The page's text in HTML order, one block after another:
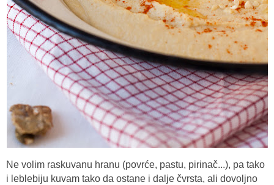
Ne volim raskuvanu hranu (povrće, pastu, pirinač...), pa tako
i leblebiju kuvam tako da ostane i dalje čvrsta, ali dovoljno